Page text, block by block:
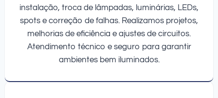
instalação, troca de lâmpadas, luminárias, LEDs,
spots e correção de falhas. Realizamos projetos,
melhorias de eficiência e ajustes de circuitos.
Atendimento técnico e seguro para garantir
ambientes bem iluminados.